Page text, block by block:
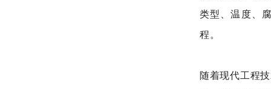
类型、温度、
程。
随着现代工程